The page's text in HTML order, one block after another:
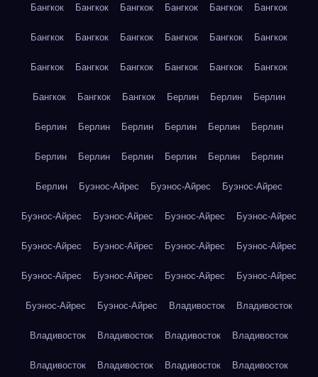
Бангкок Бангкок Бангкок Бангкок Бангкок Бангкок
Бангкок Бангкок Бангкок Бангкок Бангкок Бангкок
Бангкок Бангкок Бангкок Бангкок Бангкок Бангкок
Бангкок Бангкок Бангкок Берлин Берлин Берлин
Берлин Берлин Берлин Берлин Берлин Берлин
Берлин Берлин Берлин Берлин Берлин Берлин
Берлин Буэнос-Айрес Буэнос-Айрес Буэнос-Айрес
Буэнос-Айрес Буэнос-Айрес Буэнос-Айрес Буэнос-Айрес
Буэнос-Айрес Буэнос-Айрес Буэнос-Айрес Буэнос-Айрес
Буэнос-Айрес Буэнос-Айрес Буэнос-Айрес Буэнос-Айрес
Буэнос-Айрес Буэнос-Айрес Владивосток Владивосток
Владивосток Владивосток Владивосток Владивосток
Владивосток Владивосток Владивосток Владивосток